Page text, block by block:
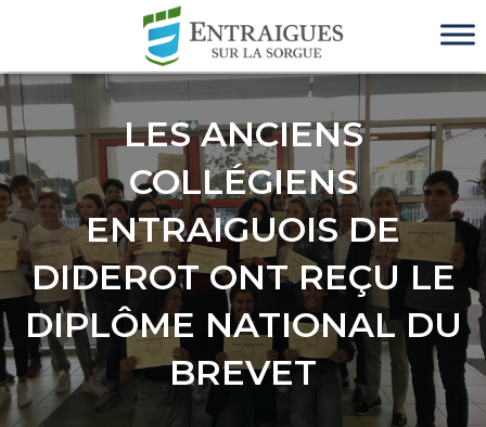
LES ANCIENS
COLLÉGIENS
ENTRAIGUOIS DE
DIDEROT ONT REÇU LE
DIPLÔME NATIONAL DU
BREVET